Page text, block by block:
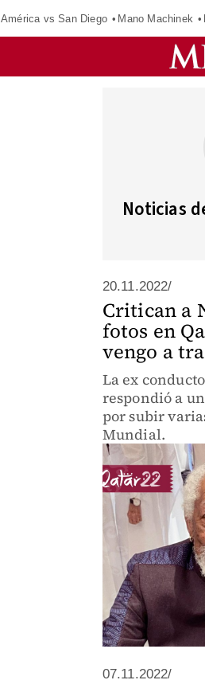
América vs San Diego Mano Machinek
Noticias
20.11.2022/
Critican a
fotos en
vengo a
La ex
respondió a
por subir
Mundial.
07.11.2022/